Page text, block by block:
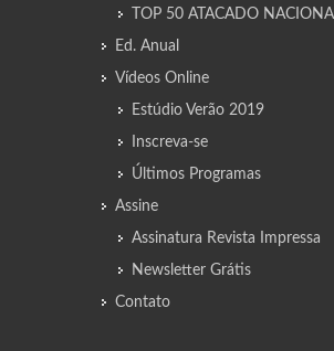
TOP 50 ATACADO
Ed. Anual
Vídeos Online
Estúdio Verão 2019
Inscreva-se
Últimos Programas
Assine
Assinatura Revista Impressa
Newsletter Grátis
Contato